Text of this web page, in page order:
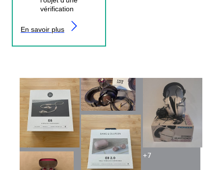
vérification
En savoir plus
+7